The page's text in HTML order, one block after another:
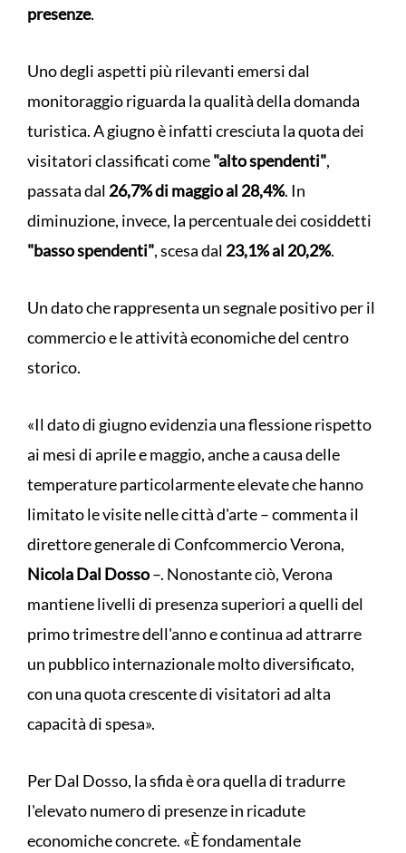
presenze.
Uno degli aspetti più rilevanti emersi dal
monitoraggio riguarda la qualità della domanda
turistica. A giugno è infatti cresciuta la quota dei
visitatori classificati come"alto spendenti",
passata dal 26,7% di maggio al 28,4%. In
diminuzione, invece, la percentuale dei cosiddetti
"basso spendenti", scesa dal 23,1% al 20,2%.
Un dato che rappresenta un segnale positivo per il
commercio e le attività economiche del centro
storico.
«Il dato di giugno evidenzia una flessione rispetto
ai mesi di aprile e maggio, anche a causa delle
temperature particolarmente elevate che hanno
limitato le visite nelle città d'arte – commenta il
direttore generale di Confcommercio Verona,
Nicola Dal Dosso–. Nonostante ciò, Verona
mantiene livelli di presenza superiori a quelli del
primo trimestre dell'anno e continua ad attrarre
un pubblico internazionale molto diversificato,
con una quota crescente di visitatori ad alta
capacità di spesa».
Per Dal Dosso, la sfida è ora quella di tradurre
l'elevato numero di presenze in ricadute
economiche concrete. «È fondamentale